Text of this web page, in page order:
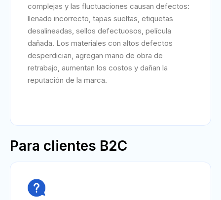
complejas y las fluctuaciones causan defectos:
llenado incorrecto, tapas sueltas, etiquetas
desalineadas, sellos defectuosos, película
dañada. Los materiales con altos defectos
desperdician, agregan mano de obra de
retrabajo, aumentan los costos y dañan la
reputación de la marca.
Para clientes B2C
